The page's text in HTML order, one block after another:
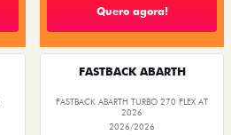
Quero agora!
FASTBACK ABARTH
FASTBACK ABARTH TURBO 270 FLEX AT
2026
2026/2026